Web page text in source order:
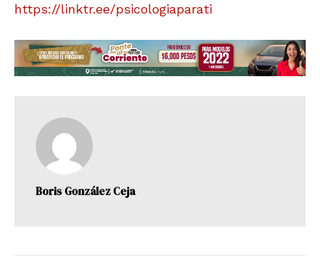
https://linktr.ee/psicologiaparati
Boris González Ceja